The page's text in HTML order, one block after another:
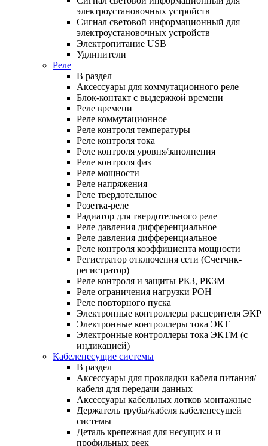
электроустановочных устройств
Сигнал световой информационный для
электроустановочных устройств
Электропитание USB
Удлинители
Реле
В раздел
Аксессуары для коммутационного реле
Блок-контакт с выдержкой времени
Реле времени
Реле коммутационное
Реле контроля температуры
Реле контроля тока
Реле контроля уровня/заполнения
Реле контроля фаз
Реле мощности
Реле напряжения
Реле твердотельное
Розетка-реле
Радиатор для твердотельного реле
Реле давления дифференциальное
Реле давления дифференциальное
Реле контроля коэффициента мощности
Регистратор отключения сети (Счетчик-
регистратор)
Реле контроля и защиты РКЗ, РКЗМ
Реле ограничения нагрузки РОН
Реле повторного пуска
Электронные контроллеры расцерителя ЭКР
Электронные контроллеры тока ЭКТ
Электронные контроллеры тока ЭКТМ (с
индикацией)
Кабеленесущие системы
В раздел
Аксессуары для прокладки кабеля питания/
кабеля для передачи данных
Аксессуары кабельных лотков монтажные
Держатель трубы/кабеля кабеленесущей
системы
Деталь крепежная для несущих и и
профильных реек